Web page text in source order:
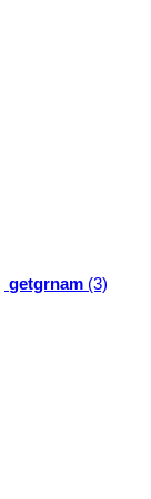
getgrnam (3)